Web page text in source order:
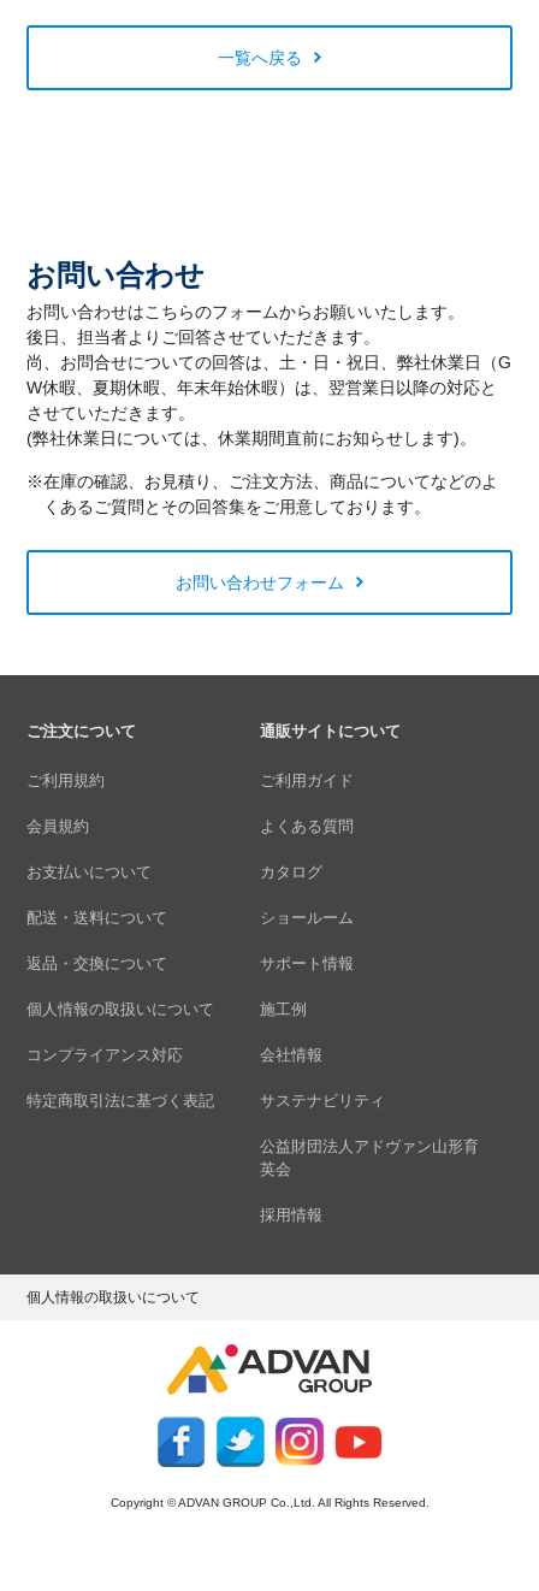
一覧へ戻る
お問い合わせ
お問い合わせはこちらのフォームからお願いいたします。
後日、担当者よりご回答させていただきます。
尚、お問合せについての回答は、土・日・祝日、弊社休業日（G
W休暇、夏期休暇、年末年始休暇）は、翌営業日以降の対応と
させていただきます。
(弊社休業日については、休業期間直前にお知らせします)。
※在庫の確認、お見積り、ご注文方法、商品についてなどのよ
くあるご質問とその回答集をご用意しております。
お問い合わせフォーム
ご注文について
ご利用規約
会員規約
お支払いについて
配送・送料について
返品・交換について
個人情報の取扱いについて
コンプライアンス対応
特定商取引法に基づく表記
通販サイトについて
ご利用ガイド
よくある質問
カタログ
ショールーム
サポート情報
施工例
会社情報
サステナビリティ
公益財団法人アドヴァン山形育
英会
採用情報
個人情報の取扱いについて
Copyright © ADVAN GROUP Co.,Ltd. All Rights Reserved.